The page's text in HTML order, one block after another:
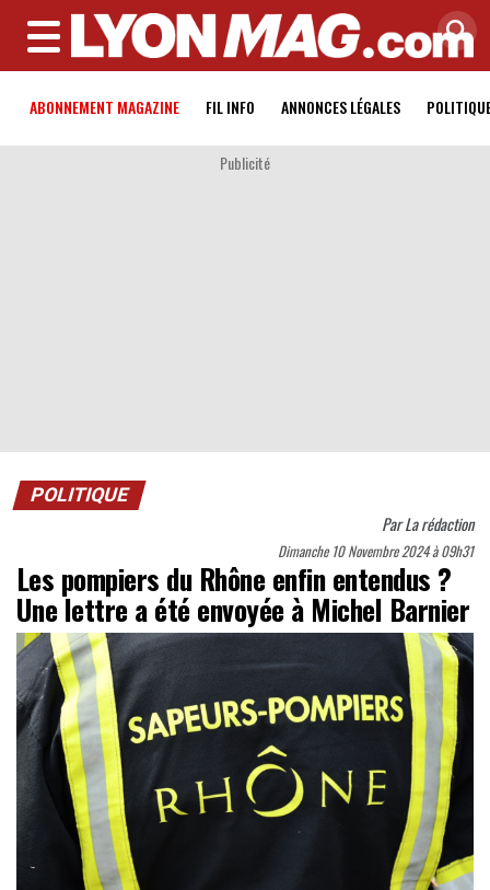
MENU
ABONNEMENT MAGAZINE FIL INFO ANNONCES LÉGALES
Publicité
POLITIQUE
ParLa rédaction
Dimanche 10 Novembre 2024 à 09h31
Les pompiers du Rhône enfin entendus ?
Une lettre a été envoyée à Michel Barnier